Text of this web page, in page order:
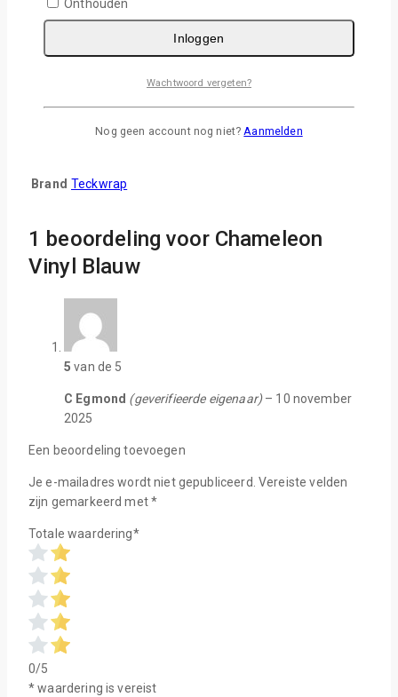
V & A
Prachtig glinsterend vinyl met de diepste kleuren en in
zonlicht werkelijk verbluffend effect!
Afmeting: 30x50cm
Brand Teckwrap
1 beoordeling voor Chameleon
Vinyl Blauw
5 van de 5
C Egmond (geverifieerde eigenaar) – 10 november
2025
Een beoordeling toevoegen
Je e-mailadres wordt niet gepubliceerd. Vereiste velden
zijn gemarkeerd met*
Totale waardering*
0/5
* waardering is vereist
Onthouden
Inloggen
Wachtwoord vergeten?
Nog geen account nog niet?Aanmelden